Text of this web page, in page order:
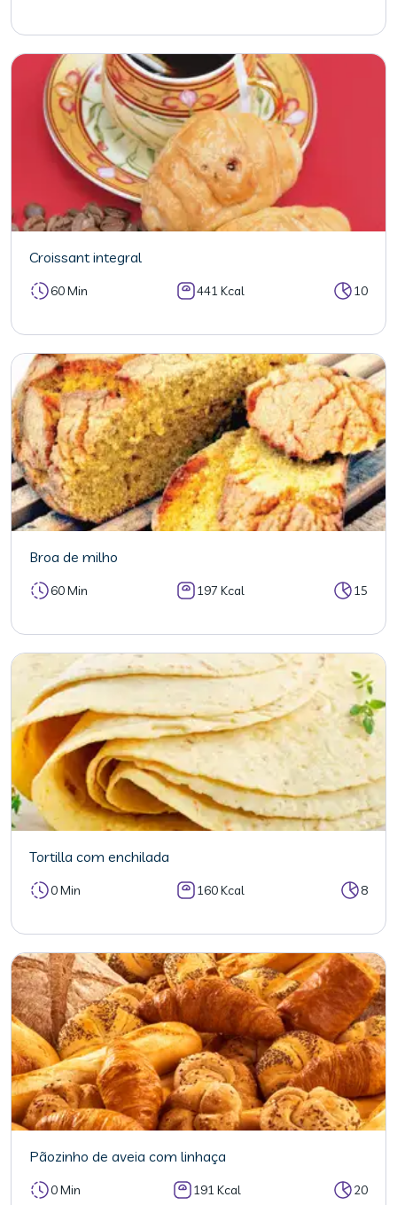
Croissant integral
60 Min 441 Kcal 10
Broa de milho
60 Min 197 Kcal 15
Tortilla com enchilada
0 Min 160 Kcal 8
Pãozinho de aveia com linhaça
0 Min 191 Kcal 20